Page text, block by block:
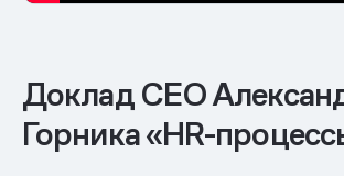
Доклад CEO
Горника «HR-